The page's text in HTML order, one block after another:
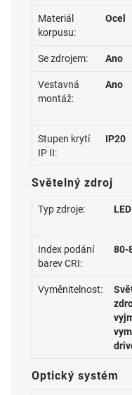
Materiál
korpusu:
Ocel
Se zdrojem: Ano
Vestavná
montáž:
Ano
Stupen krytí
IP II:
IP20
Světelný zdroj
Typ zdroje: LED
Index podání
barev CRI:
80-
Vyměnitelnost:
Optický systém